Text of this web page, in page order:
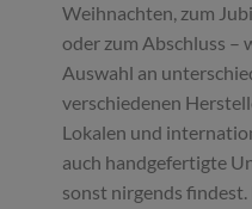
Weihnachten, zum
oder zum Abschluss –
Auswahl an
verschiedenen
Lokalen und
auch handgefertigte
sonst nirgends